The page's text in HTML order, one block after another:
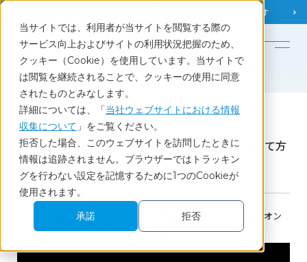
当サイトでは、利用者が当サイトを閲覧する際の
サービス向上およびサイトの利用状況把握のため、
クッキー（Cookie）を使用しています。当サイトで
は閲覧を継続されることで、クッキーの使用に同意
されたものとみなします。
詳細については、「当社ウェブサイトにおける情報
収集について 」をご覧ください。
拒否した場合、このウェブサイトを訪問したときに
情報は追跡されません。ブラウザーではトラッキン
グを行わない設定を記憶するために1つのCookieが
使用されます。
承諾
拒否
お役立ち情報を探す
English
Report
第2回：ブランドを支えるロイヤルカスタマーの育て方
2021.06.08開催ウェビナー ブランド セミナーレポート
こちらの動画は2021年6月に株式会社日経リサーチで実施したオン
ラインセミナーのアーカイブになります。